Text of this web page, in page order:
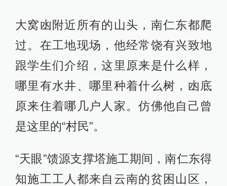
大窝凼附近所有的山头，南仁东都爬
过。在工地现场，他经常饶有兴致地
跟学生们介绍，这里原来是什么样，
哪里有水井、哪里种着什么树，凼底
原来住着哪几户人家。仿佛他自己曾
是这里的“村民”。
“天眼”馈源支撑塔施工期间，南仁东得
知施工工人都来自云南的贫困山区，